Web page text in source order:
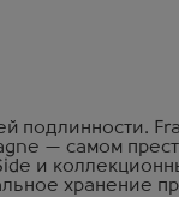
подлинности.
— самом
и
хранение